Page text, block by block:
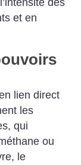
des
et en
lien direct
les
qui
ou
le